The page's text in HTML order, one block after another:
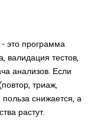
это программа
валидация тестов,
анализов. Если
триаж,
снижается, а
растут.